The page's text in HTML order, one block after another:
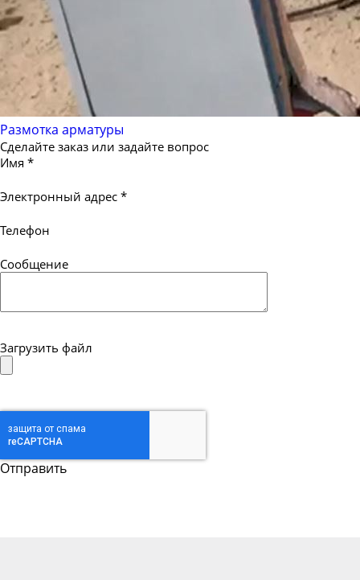
Размотка арматуры
Сделайте заказ или задайте вопрос
Имя *
Электронный адрес *
Телефон
Сообщение
Загрузить файл